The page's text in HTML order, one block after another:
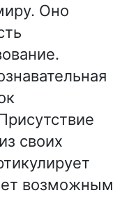
Оно
своих
возможным